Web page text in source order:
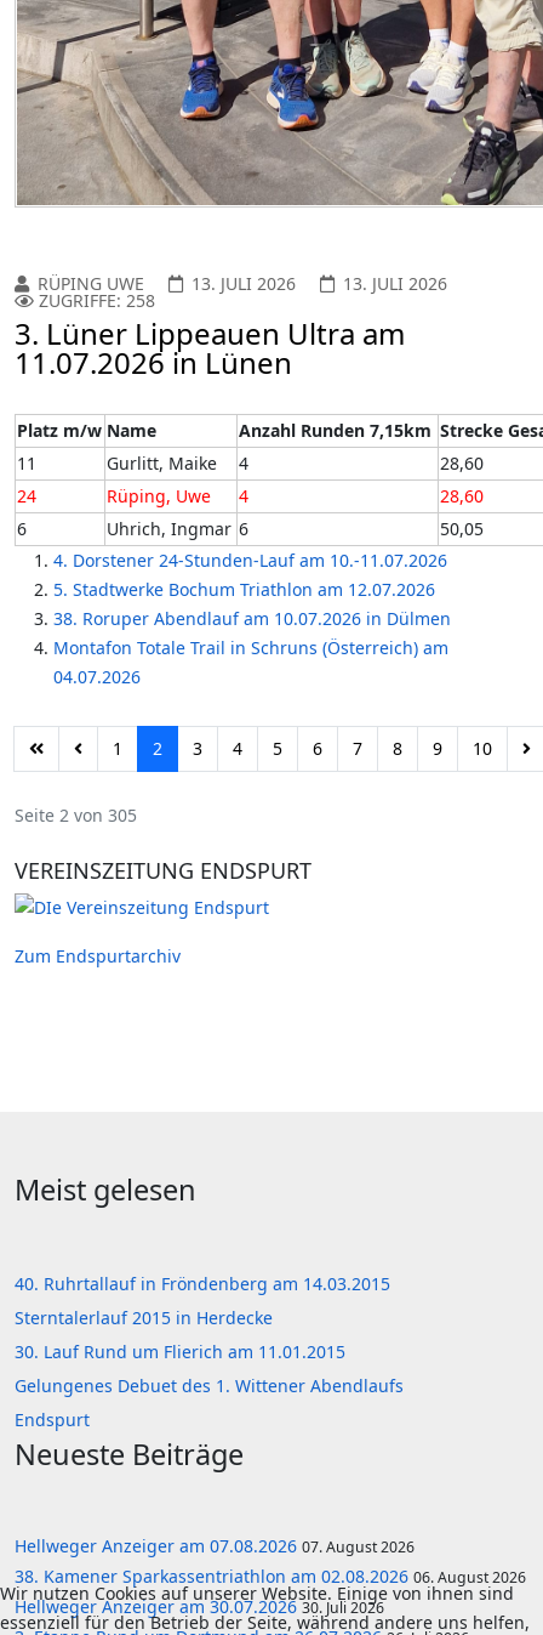
RÜPING UWE 13. JULI 2026 13. JULI 2026
ZUGRIFFE: 258
3. Lüner Lippeauen Ultra am
11.07.2026 in Lünen
Platz m/w Name Anzahl Runden 7,15km Strecke
11
Gurlitt, Maike 4
28,60
24
Rüping, Uwe 4
28,60
6
Uhrich, Ingmar 6
50,05
4. Dorstener 24-Stunden-Lauf am 10.-11.07.2026
5. Stadtwerke Bochum Triathlon am 12.07.2026
38. Roruper Abendlauf am 10.07.2026 in Dülmen
Montafon Totale Trail in Schruns (Österreich) am
04.07.2026
1 2 3 4 5 6 7 8 9 10
Seite 2 von 305
VEREINSZEITUNG ENDSPURT
Zum Endspurtarchiv
Meist gelesen
40. Ruhrtallauf in Fröndenberg am 14.03.2015
Sterntalerlauf 2015 in Herdecke
30. Lauf Rund um Flierich am 11.01.2015
Gelungenes Debuet des 1. Wittener Abendlaufs
Endspurt
Neueste Beiträge
Hellweger Anzeiger am 07.08.2026 07. August 2026
38. Kamener Sparkassentriathlon am 02.08.2026 06. August 2026
Hellweger Anzeiger am 30.07.202630. Juli 2026
Wir nutzen Cookies auf unserer Website. Einige von ihnen sind
essenziell für den Betrieb der Seite, während andere uns helfen,